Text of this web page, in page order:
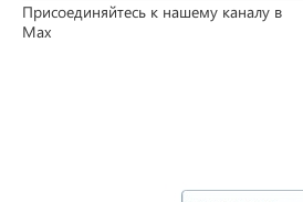
Присоединяйтесь к нашему каналу в
Max